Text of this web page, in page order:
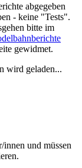
abgegeben
- keine "Tests".
bitte im
gewidmet.
wird geladen...
und müssen